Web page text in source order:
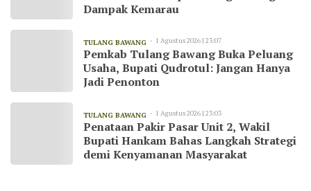
Dampak Kemarau
TULANG BAWANG 1 Agustus 2026 | 23:07
Pemkab Tulang Bawang Buka Peluang
Usaha, Bupati Qudrotul: Jangan Hanya
Jadi Penonton
TULANG BAWANG 1 Agustus 2026 | 23:03
Penataan Pakir Pasar Unit 2, Wakil
Bupati Hankam Bahas Langkah Strategi
demi Kenyamanan Masyarakat